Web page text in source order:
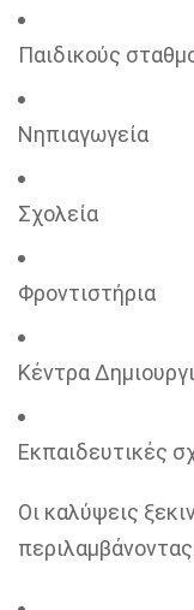
Παιδικούς
Νηπιαγωγεία
Σχολεία
Φροντιστήρια
Κέντρα
Εκπαιδευτικές
Οι καλύψεις